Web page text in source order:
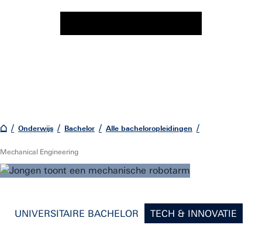
Onderwijs Bachelor Alle bacheloropleidingen
Mechanical Engineering
UNIVERSITAIRE BACHELOR TECH & INNOVATIE